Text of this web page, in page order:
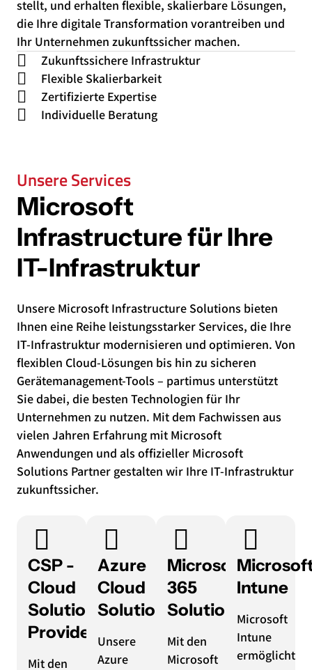
stellt, und erhalten flexible, skalierbare Lösungen,
die Ihre digitale Transformation vorantreiben und
Ihr Unternehmen zukunftssicher machen.
Zukunftssichere Infrastruktur
Flexible Skalierbarkeit
Zertifizierte Expertise
Individuelle Beratung
Unsere Services
Microsoft
Infrastructure für Ihre
IT-Infrastruktur
Unsere Microsoft Infrastructure Solutions bieten
Ihnen eine Reihe leistungsstarker Services, die Ihre
IT-Infrastruktur modernisieren und optimieren. Von
flexiblen Cloud-Lösungen bis hin zu sicheren
Gerätemanagement-Tools – partimus unterstützt
Sie dabei, die besten Technologien für Ihr
Unternehmen zu nutzen. Mit dem Fachwissen aus
vielen Jahren Erfahrung mit Microsoft
Anwendungen und als offizieller Microsoft
Solutions Partner gestalten wir Ihre IT-Infrastruktur
zukunftssicher.
CSP -
Cloud
Solution
Provider
Mit den
Azure
Cloud
Solutions
Unsere
Azure
Microsoft
365
Solutions
Mit den
Microsoft
Intune
Microsoft
Intune
ermöglicht